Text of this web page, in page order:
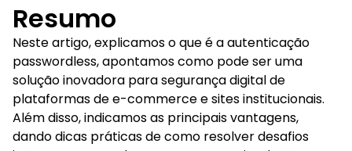
Resumo
Neste artigo, explicamos o que é a autenticação
passwordless, apontamos como pode ser uma
solução inovadora para segurança digital de
plataformas de e-commerce e sites institucionais.
Além disso, indicamos as principais vantagens,
dando dicas práticas de como resolver desafios